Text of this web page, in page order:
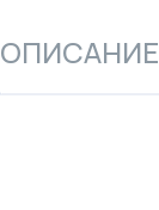
ОПИСАНИЕ